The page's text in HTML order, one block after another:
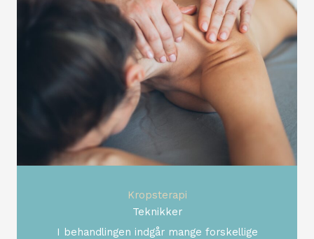
Kropsterapi
Teknikker
I behandlingen indgår mange forskellige